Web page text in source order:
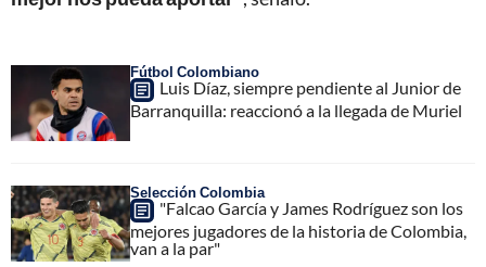
Fútbol Colombiano
Luis Díaz, siempre pendiente al Junior de
Barranquilla: reaccionó a la llegada de Muriel
Selección Colombia
"Falcao García y James Rodríguez son los
mejores jugadores de la historia de Colombia,
van a la par"